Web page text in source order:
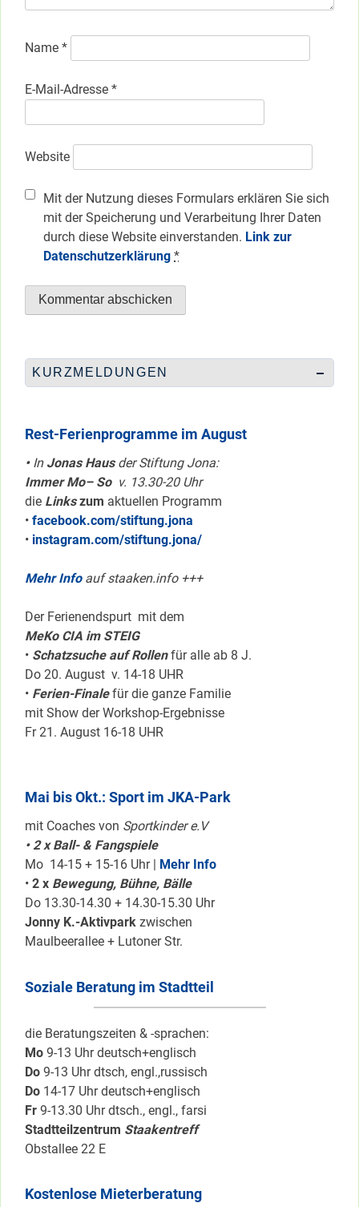
Name *
E-Mail-Adresse *
Website
Mit der Nutzung dieses Formulars erklären Sie sich
mit der Speicherung und Verarbeitung Ihrer Daten
durch diese Website einverstanden. Link zur
Datenschutzerklärung *
KURZMELDUNGEN
Rest-Ferienprogramme im August
•InJonas Hausder Stiftung Jona:
Immer Mo– So v. 13.30-20 Uhr
die Linkszum aktuellen Programm
• facebook.com/stiftung.jona
• instagram.com/stiftung.jona/
Mehr Infoauf staaken.info +++
Der Ferienendspurt mit dem
MeKo CIA im STEIG
• Schatzsuche auf Rollenfür alle ab 8 J.
Do 20. August v. 14-18 UHR
• Ferien-Finalefür die ganze Familie
mit Show der Workshop-Ergebnisse
Fr 21. August 16-18 UHR
Mai bis Okt.: Sport im JKA-Park
mit Coaches von Sportkinder e.V
• 2 x Ball- & Fangspiele
Mo 14-15 + 15-16 Uhr | Mehr Info
• 2 x Bewegung, Bühne, Bälle
Do 13.30-14.30 + 14.30-15.30 Uhr
Jonny K.-Aktivpark zwischen
Maulbeerallee + Lutoner Str.
Soziale Beratung im Stadtteil
die Beratungszeiten & -sprachen:
Mo 9-13 Uhr deutsch+englisch
Do 9-13 Uhr dtsch, engl.,russisch
Do 14-17 Uhr deutsch+englisch
Fr 9-13.30 Uhr dtsch., engl., farsi
Stadtteilzentrum Staakentreff
Obstallee 22 E
Kostenlose Mieterberatung